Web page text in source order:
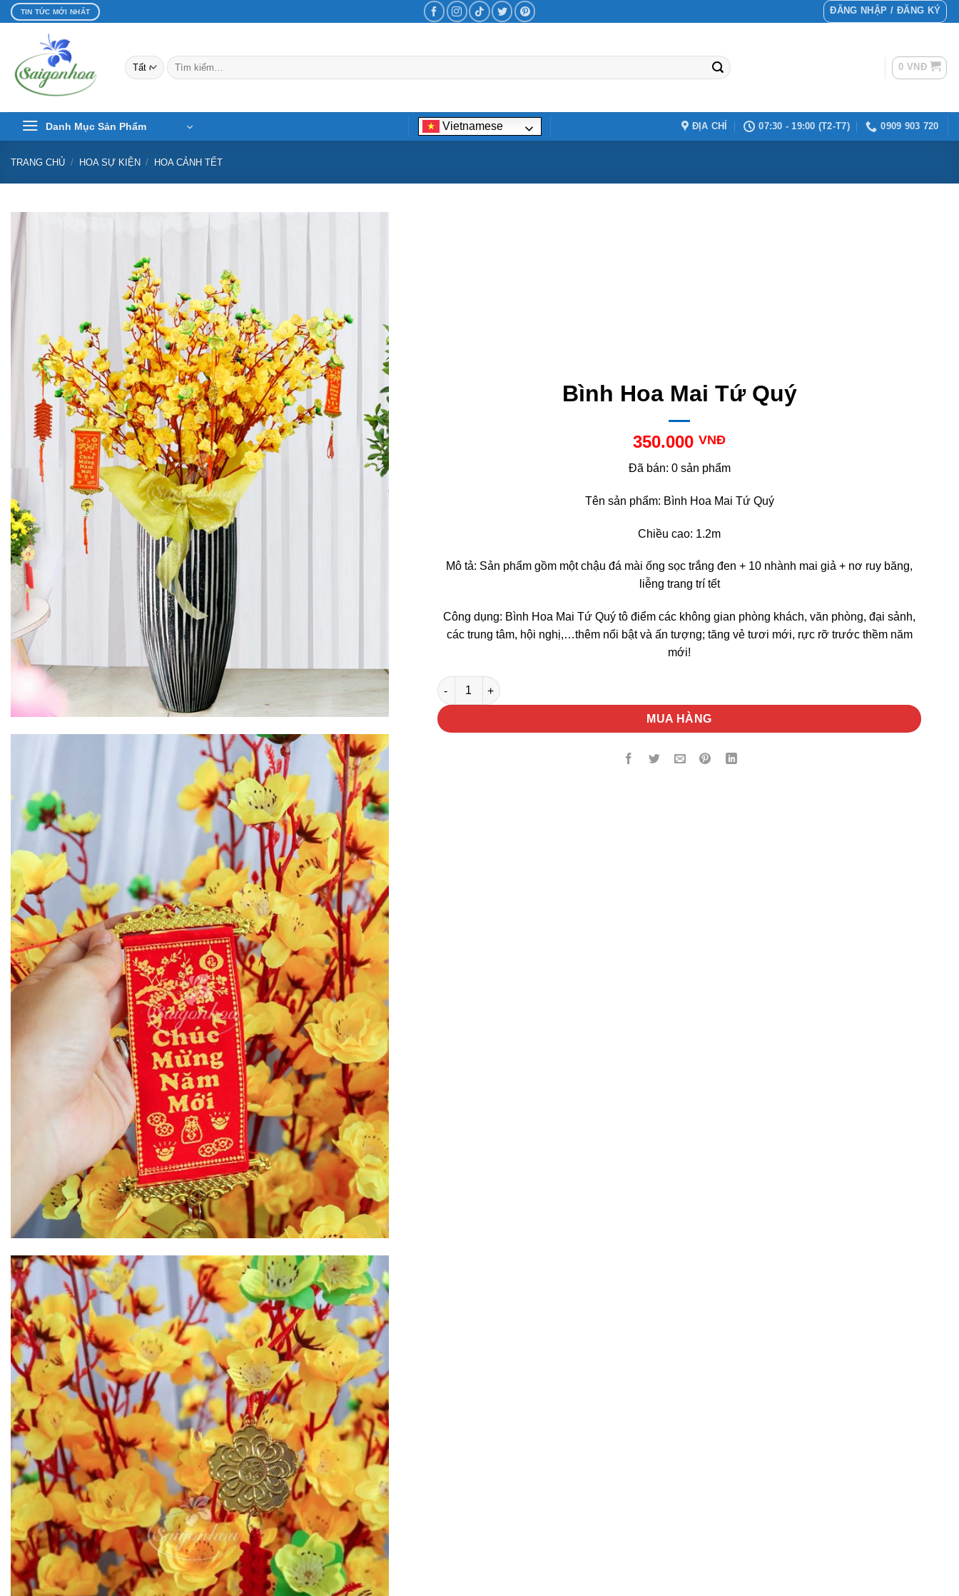
Bỏ
qua
dung
TIN TỨC MỚI NHẤT ĐĂNG NHẬP / ĐĂNG KÝ
Tìm
kiếm:
0 VNĐ
Danh Mục Sản Phẩm Vietnamese ĐỊA CHỈ 07:30 - 19:00 (T2-T7) 0909 903 720
TRANG CHỦ / HOA SỰ KIỆN / HOA CẢNH TẾT
Bình Hoa Mai Tứ Quý
350.000 VNĐ
Đã bán: 0 sản phẩm
Tên sản phẩm: Bình Hoa Mai Tứ Quý
Chiều cao: 1.2m
Mô tả: Sản phẩm gồm một chậu đá mài ống sọc trắng đen + 10 nhành mai giả + nơ ruy băng,
liễng trang trí tết
Công dụng: Bình Hoa Mai Tứ Quý tô điểm các không gian phòng khách, văn phòng, đại sảnh,
các trung tâm, hội nghị,…thêm nổi bật và ấn tượng; tăng vẻ tươi mới, rực rỡ trước thềm năm
mới!
Bình Hoa Mai Tứ Quý số lượng
MUA HÀNG